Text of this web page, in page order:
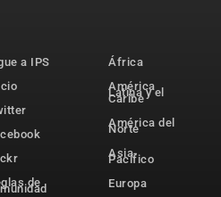
a IPS
de
África
América
Latina y el
Caribe
América del
Norte
Asia-
Pacífico
Europa